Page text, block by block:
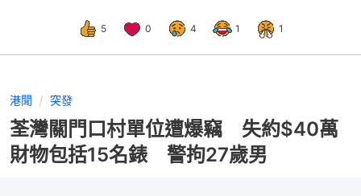
5 0 4 1 1
港聞 突發
荃灣關門口村單位遭爆竊 失約$40萬
財物包括15名錶 警拘27歲男